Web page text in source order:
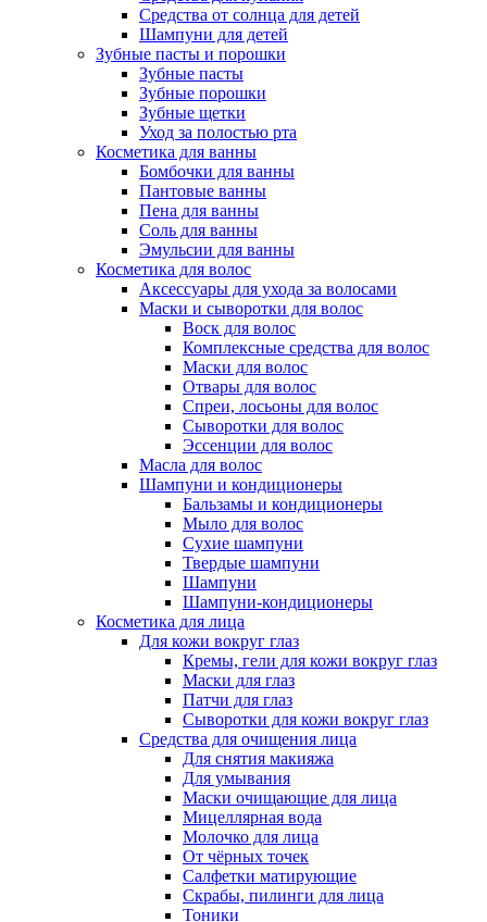
Средства от солнца для детей
Шампуни для детей
Зубные пасты и порошки
Зубные пасты
Зубные порошки
Зубные щетки
Уход за полостью рта
Косметика для ванны
Бомбочки для ванны
Пантовые ванны
Пена для ванны
Соль для ванны
Эмульсии для ванны
Косметика для волос
Аксессуары для ухода за волосами
Маски и сыворотки для волос
Воск для волос
Комплексные средства для волос
Маски для волос
Отвары для волос
Спреи, лосьоны для волос
Сыворотки для волос
Эссенции для волос
Масла для волос
Шампуни и кондиционеры
Бальзамы и кондиционеры
Мыло для волос
Сухие шампуни
Твердые шампуни
Шампуни
Шампуни-кондиционеры
Косметика для лица
Для кожи вокруг глаз
Кремы, гели для кожи вокруг глаз
Маски для глаз
Патчи для глаз
Сыворотки для кожи вокруг глаз
Средства для очищения лица
Для снятия макияжа
Для умывания
Маски очищающие для лица
Мицеллярная вода
Молочко для лица
От чёрных точек
Салфетки матирующие
Скрабы, пилинги для лица
Тоники